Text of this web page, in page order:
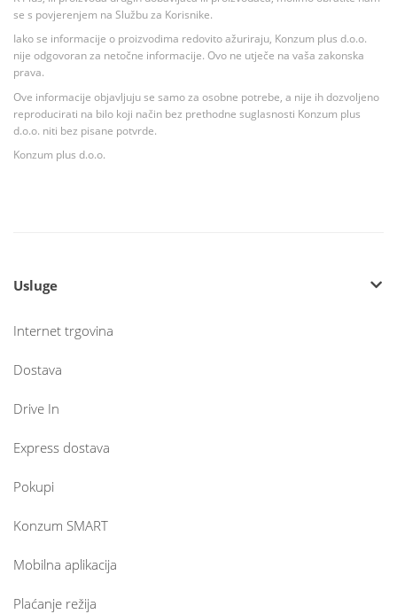
se s povjerenjem na Službu za Korisnike.
Iako se informacije o proizvodima redovito ažuriraju, Konzum plus d.o.o.
nije odgovoran za netočne informacije. Ovo ne utječe na vaša zakonska
prava.
Ove informacije objavljuju se samo za osobne potrebe, a nije ih dozvoljeno
reproducirati na bilo koji način bez prethodne suglasnosti Konzum plus
d.o.o. niti bez pisane potvrde.
Konzum plus d.o.o.
Usluge
Internet trgovina
Dostava
Drive In
Express dostava
Pokupi
Konzum SMART
Mobilna aplikacija
Plaćanje režija